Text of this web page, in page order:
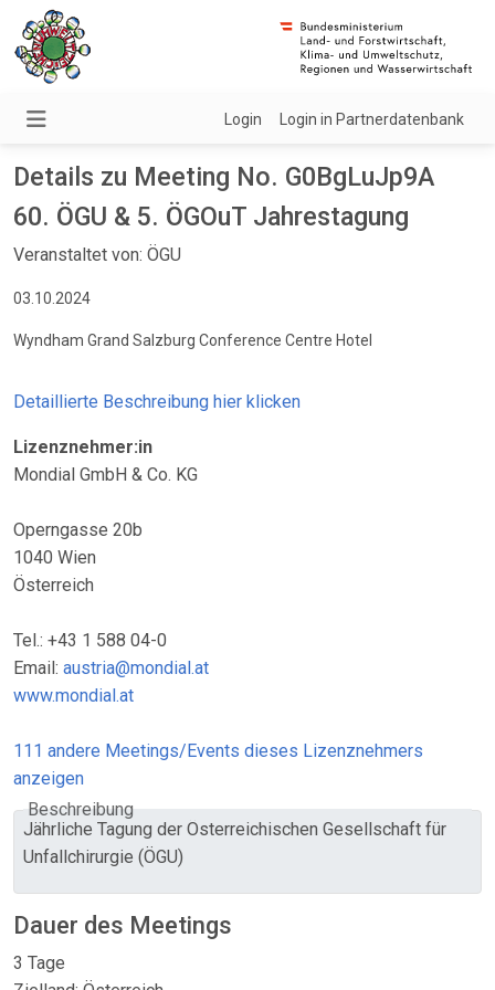
Login Login in Partnerdatenbank
Details zu Meeting No. G0BgLuJp9A
60. ÖGU & 5. ÖGOuT Jahrestagung
Veranstaltet von: ÖGU
03.10.2024
Wyndham Grand Salzburg Conference Centre Hotel
Detaillierte Beschreibung hier klicken
Lizenznehmer:in
Mondial GmbH & Co. KG
Operngasse 20b
1040 Wien
Österreich
Tel.: +43 1 588 04-0
Email: austria@mondial.at
www.mondial.at
111 andere Meetings/Events dieses Lizenznehmers
anzeigen
Beschreibung
Jährliche Tagung der Österreichischen Gesellschaft für
Unfallchirurgie (ÖGU)
Dauer des Meetings
3 Tage